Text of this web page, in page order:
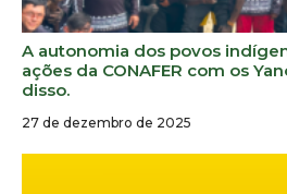
A autonomia dos povos
ações da CONAFER com os
disso.
27 de dezembro de 2025